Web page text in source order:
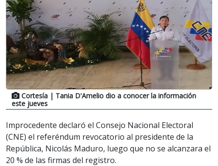
Cortesía | Tania D'Amelio dio a conocer la información
este jueves
Improcedente declaró el Consejo Nacional Electoral
(CNE) el referéndum revocatorio al presidente de la
República, Nicolás Maduro, luego que no se alcanzara el
20 % de las firmas del registro.